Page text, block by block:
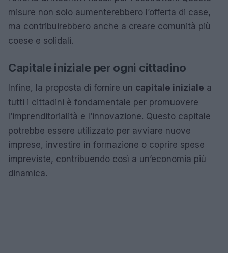
misure non solo aumenterebbero l’offerta di case,
ma contribuirebbero anche a creare comunità più
coese e solidali.
Capitale iniziale per ogni cittadino
Infine, la proposta di fornire un capitale iniziale a
tutti i cittadini è fondamentale per promuovere
l’imprenditorialità e l’innovazione. Questo capitale
potrebbe essere utilizzato per avviare nuove
imprese, investire in formazione o coprire spese
impreviste, contribuendo così a un’economia più
dinamica.